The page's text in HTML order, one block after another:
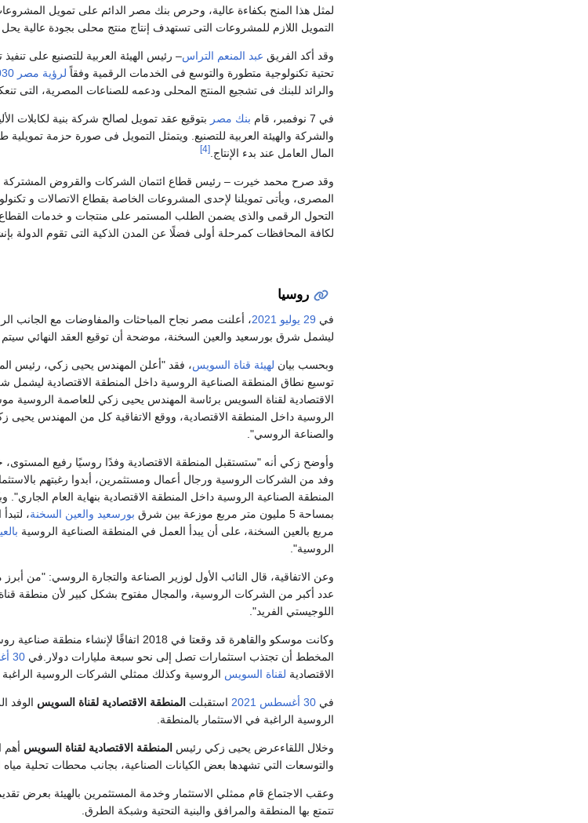
لمثل هذا المنح بكفاءة عالية، وحرص بنك مصر الدائم على تمويل
التمويل اللازم للمشروعات التى تستهدف إنتاج منتج محلى بجودة عالية
وقد أكد الفريق عبد المنعم التراس– رئيس الهيئة العربية للتصنيع على
تحتية تكنولوجية متطورة والتوسع فى الخدمات الرقمية وفقاً لرؤية مصر 2030
والرائد للبنك فى تشجيع المنتج المحلى ودعمه للصناعات المصرية،
في 7 نوفمبر، قام بنك مصر
والشركة والهيئة العربية للتصنيع. ويتمثل التمويل فى صورة حزمة
المال العامل عند بدء الإنتاج. [4]
وقد صرح محمد خيرت – رئيس قطاع ائتمان الشركات والقروض المشتركة
التحول الرقمى والذى يضمن الطلب المستمر على منتجات و خدمات القطاع
لكافة المحافظات كمرحلة أولى فضلًا عن المدن الذكية التى تقوم الدولة
روسيا
في 29 يوليو 2021، أعلنت مصر نجاح المباحثات والمفاوضات مع الجانب
ليشمل شرق بورسعيد والعين السخنة، موضحة أن توقيع العقد النهائي سيتم
وبحسب بيان لهيئة قناة السويس، فقد "أعلن المهندس يحيى زكي، رئيس
توسيع نطاق المنطقة الصناعية الروسية داخل المنطقة الاقتصادية
الاقتصادية لقناة السويس برئاسة المهندس يحيى زكي للعاصمة الروسية
الروسية داخل المنطقة الاقتصادية، ووقع الاتفاقية كل من المهندس يحيى
والصناعة الروسي".
وأوضح زكي أنه "ستستقبل المنطقة الاقتصادية وفدًا روسيًا رفيع
وفد من الشركات الروسية ورجال أعمال ومستثمرين، أبدوا رغبتهم
المنطقة الصناعية الروسية داخل المنطقة الاقتصادية بنهاية العام
بمساحة 5 مليون متر مربع موزعة بين شرق
بورسعيد والعين السخنة
مربع بالعين السخنة، على أن يبدأ العمل في المنطقة الصناعية الروسية
الروسية".
وعن الاتفاقية، قال النائب الأول لوزير الصناعة والتجارة الروسي: "من
عدد أكبر من الشركات الروسية، والمجال مفتوح بشكل كبير لأن منطقة
اللوجيستي الفريد".
المخطط أن تجتذب استثمارات تصل إلى نحو سبعة مليارات دولار.في 30 أغسطس
الاقتصادية لقناة السويس الروسية وكذلك ممثلي الشركات الروسية الراغبة
في 30 أغسطس 2021 استقبلت المنطقة الاقتصادية لقناة السويس الوفد
الروسية الراغبة في الاستثمار بالمنطقة.
وخلال اللقاءعرض يحيى زكي رئيس المنطقة الاقتصادية لقناة السويس أهم
والتوسعات التي تشهدها بعض الكيانات الصناعية، بجانب محطات تحلية مياه
وعقب الاجتماع قام ممثلي الاستثمار وخدمة المستثمرين بالهيئة بعرض
تتمتع بها المنطقة والمرافق والبنية التحتية وشبكة الطرق.